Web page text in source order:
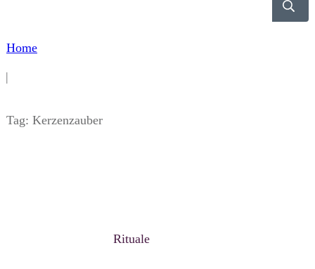
Home
|
Tag: Kerzenzauber
Rituale